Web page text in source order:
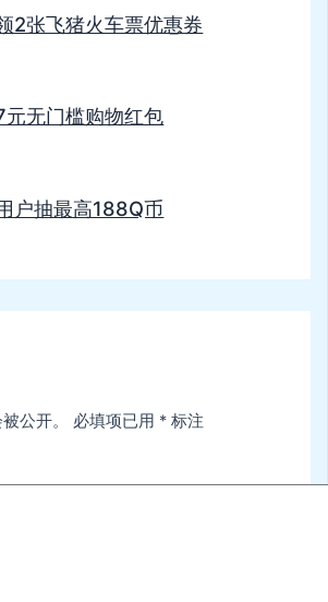
2张飞猪火车票优惠券
无门槛购物红包
户抽最高188Q币
公开。 必填项已用 * 标注